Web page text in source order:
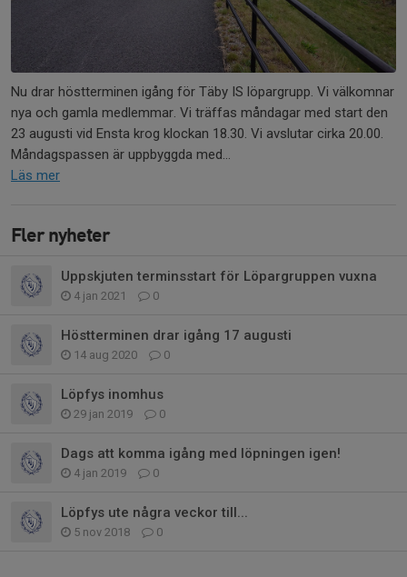
Nu drar höstterminen igång för Täby IS löpargrupp. Vi välkomnar
nya och gamla medlemmar. Vi träffas måndagar med start den
23 augusti vid Ensta krog klockan 18.30. Vi avslutar cirka 20.00.
Måndagspassen är uppbyggda med...
Läs mer
Fler nyheter
Uppskjuten terminsstart för Löpargruppen vuxna
4 jan 2021 0
Höstterminen drar igång 17 augusti
14 aug 2020 0
Löpfys inomhus
29 jan 2019 0
Dags att komma igång med löpningen igen!
4 jan 2019 0
Löpfys ute några veckor till...
5 nov 2018 0